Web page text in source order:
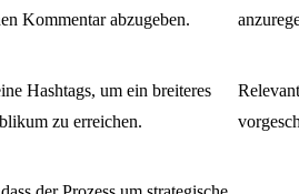
Kommentar abzugeben.
Hashtags, um ein breiteres
zu erreichen.